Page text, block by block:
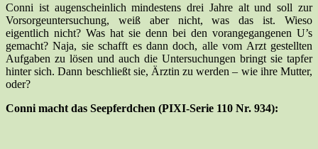
Conni ist augenscheinlich mindestens drei Jahre alt und soll zur
Vorsorgeuntersuchung, weiß aber nicht, was das ist. Wieso
eigentlich nicht? Was hat sie denn bei den vorangegangenen U’s
gemacht? Naja, sie schafft es dann doch, alle vom Arzt gestellten
Aufgaben zu lösen und auch die Untersuchungen bringt sie tapfer
hinter sich. Dann beschließt sie, Ärztin zu werden – wie ihre Mutter,
oder?
Conni macht das Seepferdchen (PIXI-Serie 110 Nr. 934):